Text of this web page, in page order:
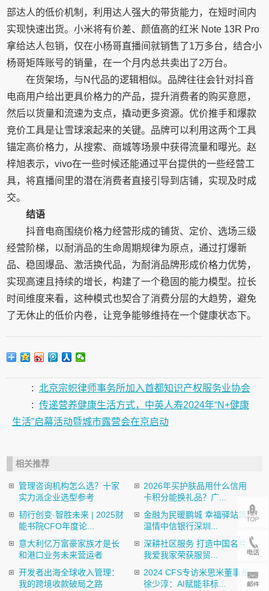
部达人的低价机制，利用达人强大的带货能力，在短时间内
实现快速出货。小米将有价差、颜值高的红米 Note 13R Pro
拿给达人包销，仅在小杨哥直播间就销售了1万多台，结合小
杨哥矩阵账号的销量，在一个月内总共卖出了2万台。
在货架场，与N代品的逻辑相似。品牌往往会针对抖音
电商用户给出更具价格力的产品，提升消费者的购买意愿，
然后以货量和流速为支点，撬动更多资源。优价推手和爆款
竞价工具是让雪球滚起来的关键。品牌可以利用这两个工具
锚定高价格力，从搜索、商城等场景中获得流量和曝光。赵
梓旭表示，vivo在一些时候还能通过平台提供的一些经营工
具，将直播间里的潜在消费者直接引导到店铺，实现及时成
交。
结语
抖音电商围绕价格力经营形成的铺货、定价、选场三级
经营阶梯，以耐消品的生命周期规律为原点，通过打爆新
品、稳固爆品、激活换代品，为耐消品牌形成价格力优势，
实现高速且持续的增长，构建了一个稳固的能力模型。拉长
时间维度来看，这种模式也契合了消费分层的大趋势，避免
了无休止的低价内卷，让竞争能够维持在一个健康状态下。
: 北京宗帜律师事务所加入首都知识产权服务业协会
: 传递营养健康生活方式，中英人寿2024年“N+健康
生活”启幕活动暨城市露营会在京启动
相关推荐
管理咨询机构怎么选？十家
实力派企业选型参考
2026年买护肤品用什么信用
卡积分能换礼品？广...
韧行创变·智胜未来 | 2025财
能书院CFO年度论...
金融为民暖鹏城 幸福驿站筑
温情中信银行深圳...
意大利亿万富豪家族才是长
和港口业务未来营运者
深耕社区服务 打造中国名片
我爱我家荣获服贸...
开发者出海全球收入管理：
我的跨境收款破局之路
2024 CFS专访米思米董事长
徐少淳：AI赋能非标...